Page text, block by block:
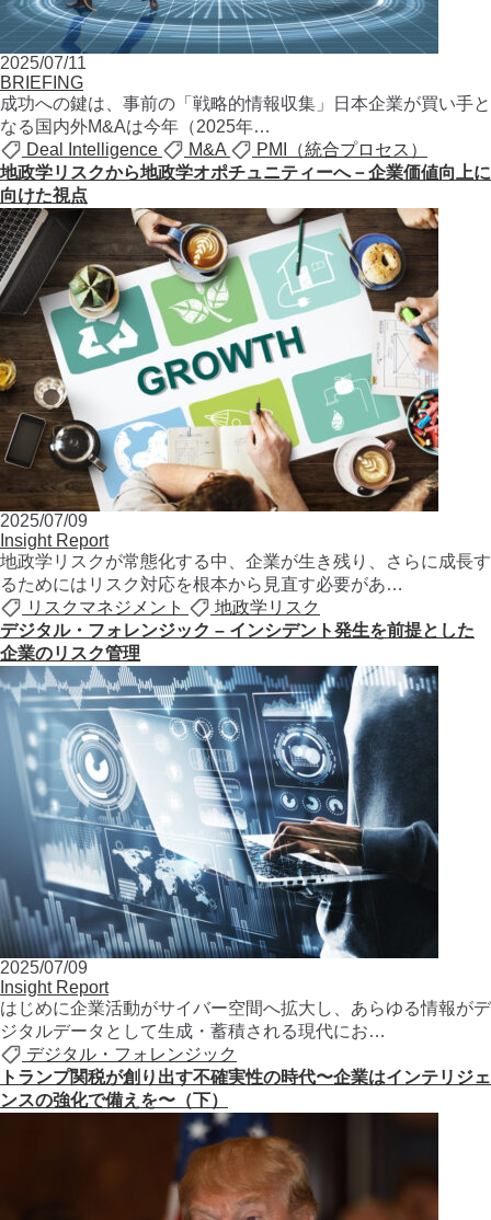
2025/07/11
BRIEFING
成功への鍵は、事前の「戦略的情報収集」日本企業が買い手と
なる国内外M&Aは今年（2025年…
Deal Intelligence
M&A
PMI（統合プロセス）
地政学リスクから地政学オポチュニティーへ－企業価値向上に
向けた視点
2025/07/09
Insight Report
地政学リスクが常態化する中、企業が⽣き残り、さらに成⻑す
るためにはリスク対応を根本から⾒直す必要があ…
リスクマネジメント
地政学リスク
デジタル・フォレンジック – インシデント発生を前提とした
企業のリスク管理
2025/07/09
Insight Report
はじめに企業活動がサイバー空間へ拡大し、あらゆる情報がデ
ジタルデータとして生成・蓄積される現代にお…
デジタル・フォレンジック
トランプ関税が創り出す不確実性の時代〜企業はインテリジェ
ンスの強化で備えを〜（下）